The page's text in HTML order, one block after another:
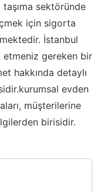
taşıma sektöründe
için sigorta
İstanbul
etmeniz gereken bir
hakkında detaylı
evden
müşterilerine
birisidir.